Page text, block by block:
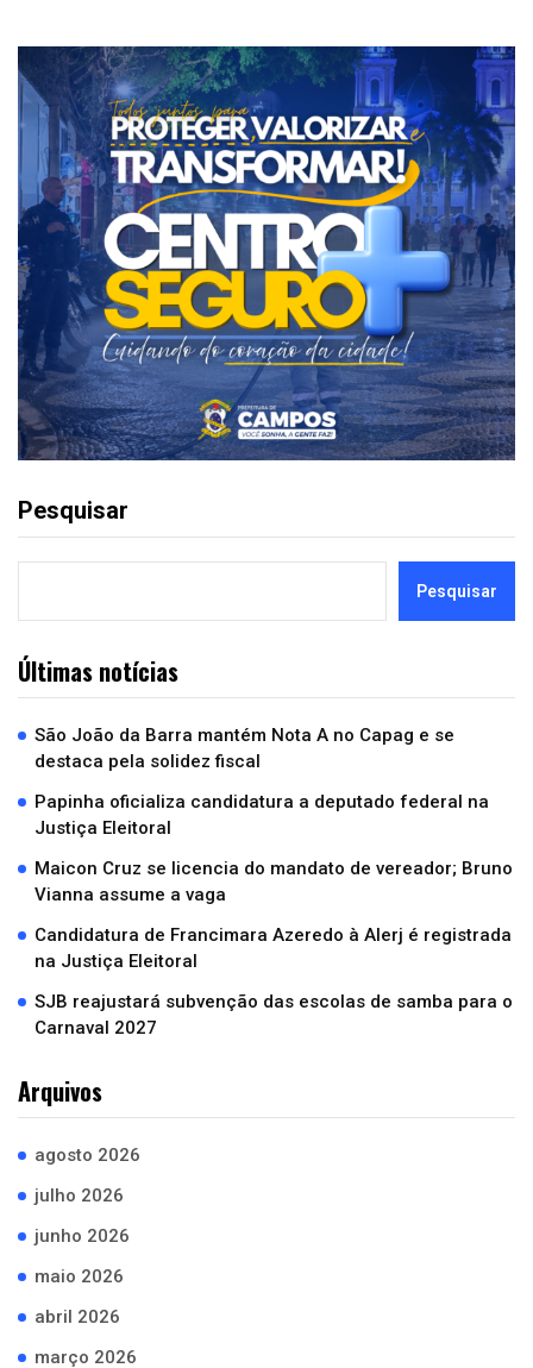
Pesquisar
Pesquisar
Últimas notícias
São João da Barra mantém Nota A no Capag e se
destaca pela solidez fiscal
Papinha oficializa candidatura a deputado federal na
Justiça Eleitoral
Maicon Cruz se licencia do mandato de vereador; Bruno
Vianna assume a vaga
Candidatura de Francimara Azeredo à Alerj é registrada
na Justiça Eleitoral
SJB reajustará subvenção das escolas de samba para o
Carnaval 2027
Arquivos
agosto 2026
julho 2026
junho 2026
maio 2026
abril 2026
março 2026